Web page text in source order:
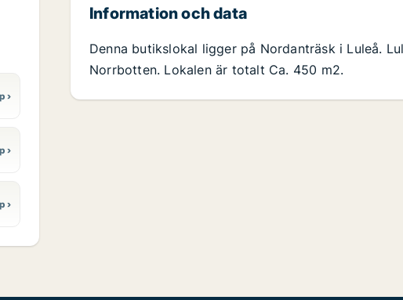
Information och data
Denna butikslokal ligger på Nordanträsk i Luleå.
Norrbotten. Lokalen är totalt Ca. 450 m2.